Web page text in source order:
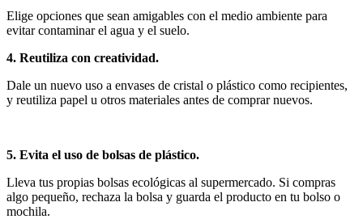
Elige opciones que sean amigables con el medio ambiente para
evitar contaminar el agua y el suelo.
4. Reutiliza con creatividad.
Dale un nuevo uso a envases de cristal o plástico como recipientes,
y reutiliza papel u otros materiales antes de comprar nuevos.
5. Evita el uso de bolsas de plástico.
Lleva tus propias bolsas ecológicas al supermercado. Si compras
algo pequeño, rechaza la bolsa y guarda el producto en tu bolso o
mochila.